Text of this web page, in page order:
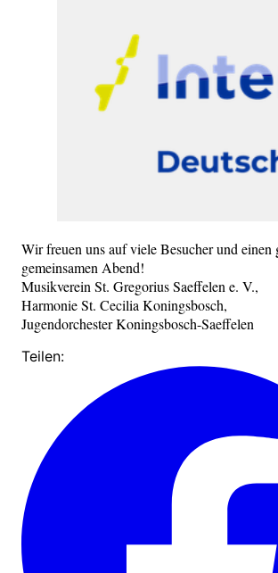
Wir freuen uns auf viele Besucher und einen
gemeinsamen Abend!
Musikverein St. Gregorius Saeffelen e. V.,
Harmonie St. Cecilia Koningsbosch,
Jugendorchester Koningsbosch-Saeffelen
Teilen: